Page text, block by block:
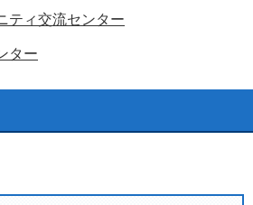
ティ交流センター
ター